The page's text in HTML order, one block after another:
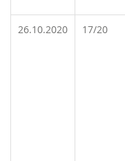
26.10.2020 17/20